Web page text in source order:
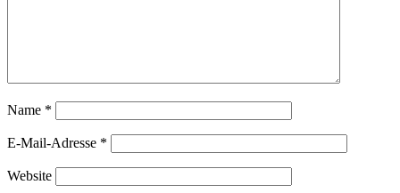
Name *
E-Mail-Adresse *
Website